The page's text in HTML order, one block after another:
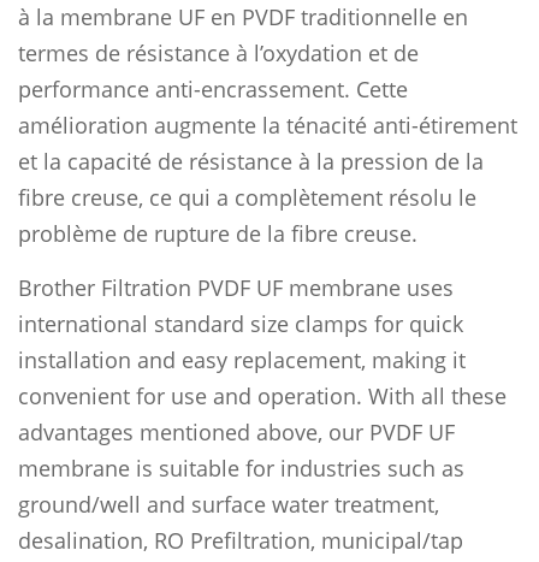
à la membrane UF en PVDF traditionnelle en
termes de résistance à l’oxydation et de
performance anti-encrassement. Cette
amélioration augmente la ténacité anti-étirement
et la capacité de résistance à la pression de la
fibre creuse, ce qui a complètement résolu le
problème de rupture de la fibre creuse.
Brother Filtration PVDF UF membrane uses
international standard size clamps for quick
installation and easy replacement, making it
convenient for use and operation. With all these
advantages mentioned above, our PVDF UF
membrane is suitable for industries such as
ground/well and surface water treatment,
desalination, RO Prefiltration, municipal/tap